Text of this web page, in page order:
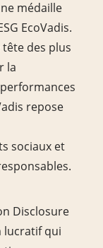
médaille
EcoVadis.
tête des plus
la
repose
sociaux et
Disclosure
lucratif qui